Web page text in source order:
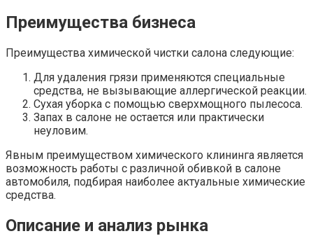
Преимущества бизнеса
Преимущества химической чистки салона следующие:
Для удаления грязи применяются специальные
средства, не вызывающие аллергической реакции.
Сухая уборка с помощью сверхмощного пылесоса.
Запах в салоне не остается или практически
неуловим.
Явным преимуществом химического клининга является
возможность работы с различной обивкой в салоне
автомобиля, подбирая наиболее актуальные химические
средства.
Описание и анализ рынка